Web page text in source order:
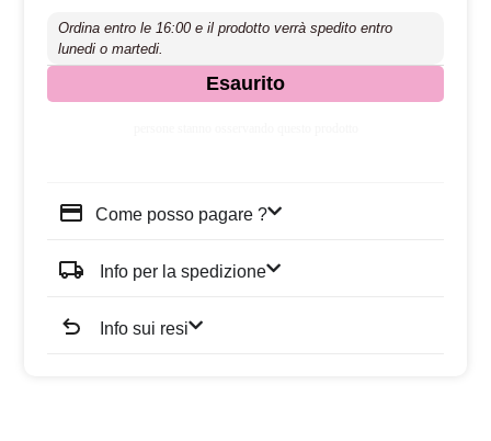
Ordina entro le 16:00 e il prodotto verrà spedito entro
lunedi o martedi.
Esaurito
Come posso pagare ?
Info per la spedizione
Info sui resi